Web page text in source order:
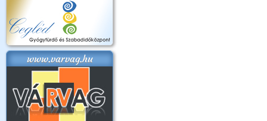
www.varvag.hu